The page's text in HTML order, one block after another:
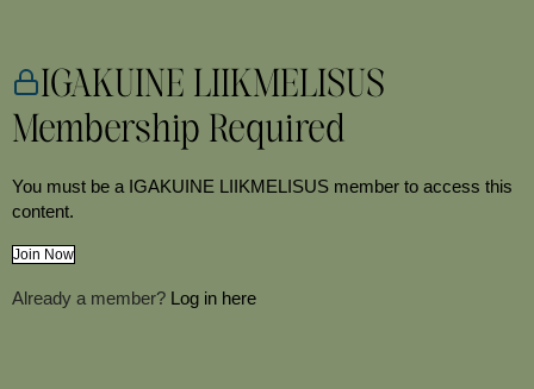
IGAKUINE LIIKMELISUS
Membership Required
You must be a IGAKUINE LIIKMELISUS member to access this
content.
Join Now
Already a member? Log in here